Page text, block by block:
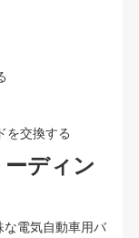
を交換する
ディン
な電気自動車用バ